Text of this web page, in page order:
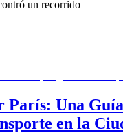
un recorrido
París: Una
en la